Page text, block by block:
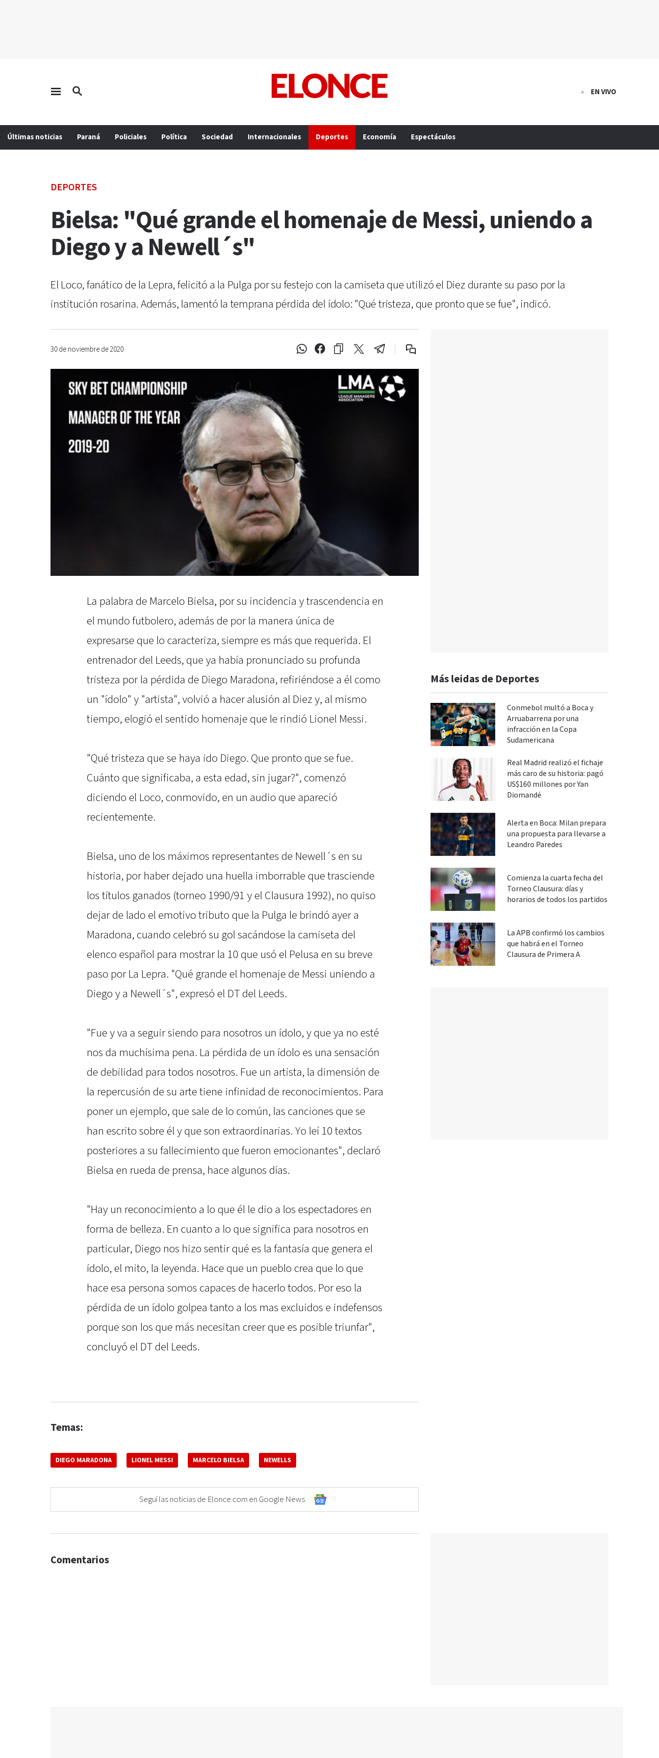
EN VIVO
Últimas noticias Paraná Policiales Política Sociedad Internacionales Deportes Economía Espectáculos
DEPORTES
Bielsa: "Qué grande el homenaje de Messi, uniendo a
Diego y a Newell´s"
El Loco, fanático de la Lepra, felicitó a la Pulga por su festejo con la camiseta que utilizó el Diez durante su paso por la
institución rosarina. Además, lamentó la temprana pérdida del ídolo: "Qué tristeza, que pronto que se fue", indicó.
30 de noviembre de 2020
La palabra de Marcelo Bielsa, por su incidencia y trascendencia en
el mundo futbolero, además de por la manera única de
expresarse que lo caracteriza, siempre es más que requerida. El
entrenador del Leeds, que ya había pronunciado su profunda
tristeza por la pérdida de Diego Maradona, refiriéndose a él como
un "ídolo" y "artista", volvió a hacer alusión al Diez y, al mismo
tiempo, elogió el sentido homenaje que le rindió Lionel Messi.
"Qué tristeza que se haya ido Diego. Que pronto que se fue.
Cuánto que significaba, a esta edad, sin jugar?", comenzó
diciendo el Loco, conmovido, en un audio que apareció
recientemente.
Bielsa, uno de los máximos representantes de Newell´s en su
historia, por haber dejado una huella imborrable que trasciende
los títulos ganados (torneo 1990/91 y el Clausura 1992), no quiso
dejar de lado el emotivo tributo que la Pulga le brindó ayer a
Maradona, cuando celebró su gol sacándose la camiseta del
elenco español para mostrar la 10 que usó el Pelusa en su breve
paso por La Lepra. "Qué grande el homenaje de Messi uniendo a
Diego y a Newell´s", expresó el DT del Leeds.
"Fue y va a seguir siendo para nosotros un ídolo, y que ya no esté
nos da muchísima pena. La pérdida de un ídolo es una sensación
de debilidad para todos nosotros. Fue un artista, la dimensión de
la repercusión de su arte tiene infinidad de reconocimientos. Para
poner un ejemplo, que sale de lo común, las canciones que se
han escrito sobre él y que son extraordinarias. Yo leí 10 textos
posteriores a su fallecimiento que fueron emocionantes", declaró
Bielsa en rueda de prensa, hace algunos días.
"Hay un reconocimiento a lo que él le dio a los espectadores en
forma de belleza. En cuanto a lo que significa para nosotros en
particular, Diego nos hizo sentir qué es la fantasía que genera el
ídolo, el mito, la leyenda. Hace que un pueblo crea que lo que
hace esa persona somos capaces de hacerlo todos. Por eso la
pérdida de un ídolo golpea tanto a los mas excluidos e indefensos
porque son los que más necesitan creer que es posible triunfar",
concluyó el DT del Leeds.
Temas:
DIEGO MARADONA LIONEL MESSI MARCELO BIELSA NEWELLS
Seguí las noticias de Elonce.com en Google News
Más leidas de Deportes
Conmebol multó a Boca y
Arruabarrena por una
infracción en la Copa
Sudamericana
Real Madrid realizó el fichaje
más caro de su historia: pagó
US$160 millones por Yan
Diomandé
Alerta en Boca: Milan prepara
una propuesta para llevarse a
Leandro Paredes
Comienza la cuarta fecha del
Torneo Clausura: días y
horarios de todos los partidos
La APB confirmó los cambios
que habrá en el Torneo
Clausura de Primera A
Comentarios